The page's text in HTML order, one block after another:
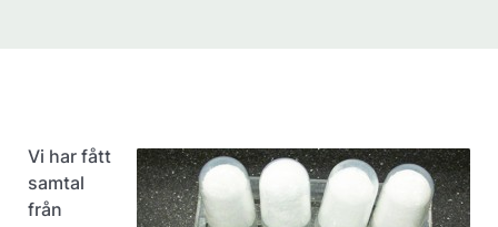
Vi har fått
samtal
från